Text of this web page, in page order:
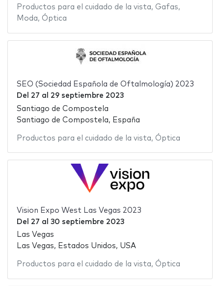
Productos para el cuidado de la vista, Gafas,
Moda, Óptica
SEO (Sociedad Española de Oftalmología) 2023
Del 27 al 29 septiembre 2023
Santiago de Compostela
Santiago de Compostela, España
Productos para el cuidado de la vista, Óptica
Vision Expo West Las Vegas 2023
Del 27 al 30 septiembre 2023
Las Vegas
Las Vegas, Estados Unidos, USA
Productos para el cuidado de la vista, Óptica